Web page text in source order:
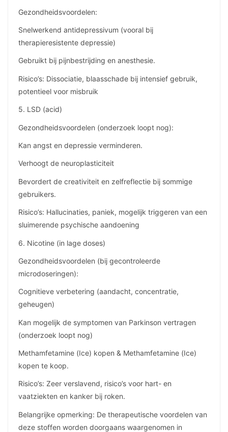
Gezondheidsvoordelen:
Snelwerkend antidepressivum (vooral bij
therapieresistente depressie)
Gebruikt bij pijnbestrijding en anesthesie.
Risico’s: Dissociatie, blaasschade bij intensief gebruik,
potentieel voor misbruik
5. LSD (acid)
Gezondheidsvoordelen (onderzoek loopt nog):
Kan angst en depressie verminderen.
Verhoogt de neuroplasticiteit
Bevordert de creativiteit en zelfreflectie bij sommige
gebruikers.
Risico’s: Hallucinaties, paniek, mogelijk triggeren van een
sluimerende psychische aandoening
6. Nicotine (in lage doses)
Gezondheidsvoordelen (bij gecontroleerde
microdoseringen):
Cognitieve verbetering (aandacht, concentratie,
geheugen)
Kan mogelijk de symptomen van Parkinson vertragen
(onderzoek loopt nog)
Methamfetamine (Ice) kopen & Methamfetamine (Ice)
kopen te koop.
Risico’s: Zeer verslavend, risico’s voor hart- en
vaatziekten en kanker bij roken.
Belangrijke opmerking: De therapeutische voordelen van
deze stoffen worden doorgaans waargenomen in